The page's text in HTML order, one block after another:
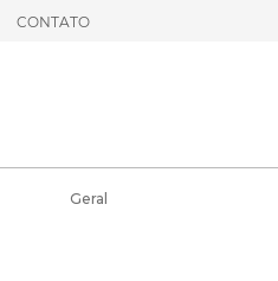
CONTATO
Geral